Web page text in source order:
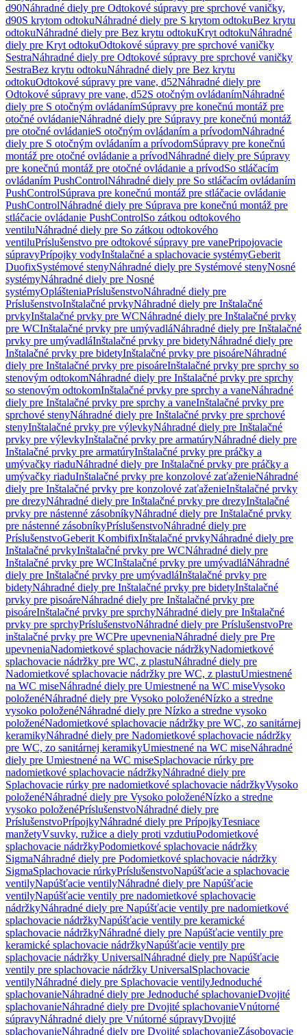
d90Náhradné diely pre Odtokové súpravy pre sprchové vaničky,
d90S krytom odtokuNáhradné diely pre S krytom odtokuBez krytu
odtokuNáhradné diely pre Bez krytu odtokuKryt odtokuNáhradné
diely pre Kryt odtokuOdtokové súpravy pre sprchové vaničky
SestraNáhradné diely pre Odtokové súpravy pre sprchové vaničky
SestraBez krytu odtokuNáhradné diely pre Bez krytu
odtokuOdtokové súpravy pre vane, d52Náhradné diely pre
Odtokové súpravy pre vane, d52S otočným ovládanímNáhradné
diely pre S otočným ovládanímSúpravy pre konečnú montáž pre
otočné ovládanieNáhradné diely pre Súpravy pre konečnú montáž
pre otočné ovládanieS otočným ovládaním a prívodomNáhradné
diely pre S otočným ovládaním a prívodomSúpravy pre konečnú
montáž pre otočné ovládanie a prívodNáhradné diely pre Súpravy
pre konečnú montáž pre otočné ovládanie a prívodSo stláčacím
ovládaním PushControlNáhradné diely pre So stláčacím ovládaním
PushControlSúprava pre konečnú montáž pre stláčacie ovládanie
PushControlNáhradné diely pre Súprava pre konečnú montáž pre
stláčacie ovládanie PushControlSo zátkou odtokového
ventiluNáhradné diely pre So zátkou odtokového
ventiluPríslušenstvo pre odtokové súpravy pre vanePripojovacie
súpravyPrípojky vodyInštalačné a splachovacie systémyGeberit
DuofixSystémové stenyNáhradné diely pre Systémové stenyNosné
systémyNáhradné diely pre Nosné
systémyOplášteniaPríslušenstvoNáhradné diely pre
PríslušenstvoInštalačné prvkyNáhradné diely pre Inštalačné
prvkyInštalačné prvky pre WCNáhradné diely pre Inštalačné prvky
pre WCInštalačné prvky pre umývadláNáhradné diely pre Inštalačné
prvky pre umývadláInštalačné prvky pre bidetyNáhradné diely pre
Inštalačné prvky pre bidetyInštalačné prvky pre pisoáreNáhradné
diely pre Inštalačné prvky pre pisoáreInštalačné prvky pre sprchy so
stenovým odtokomNáhradné diely pre Inštalačné prvky pre sprchy
so stenovým odtokomInštalačné prvky pre sprchy a vaneNáhradné
diely pre Inštalačné prvky pre sprchy a vaneInštalačné prvky pre
sprchové stenyNáhradné diely pre Inštalačné prvky pre sprchové
stenyInštalačné prvky pre výlevkyNáhradné diely pre Inštalačné
prvky pre výlevkyInštalačné prvky pre armatúryNáhradné diely pre
Inštalačné prvky pre armatúryInštalačné prvky pre práčky a
umývačky riaduNáhradné diely pre Inštalačné prvky pre práčky a
umývačky riaduInštalačné prvky pre konzolové zaťaženieNáhradné
diely pre Inštalačné prvky pre konzolové zaťaženieInštalačné prvky
pre drezyNáhradné diely pre Inštalačné prvky pre drezyInštalačné
prvky pre nástenné zásobníkyNáhradné diely pre Inštalačné prvky
pre nástenné zásobníkyPríslušenstvoNáhradné diely pre
PríslušenstvoGeberit KombifixInštalačné prvkyNáhradné diely pre
Inštalačné prvkyInštalačné prvky pre WCNáhradné diely pre
Inštalačné prvky pre WCInštalačné prvky pre umývadláNáhradné
diely pre Inštalačné prvky pre umývadláInštalačné prvky pre
bidetyNáhradné diely pre Inštalačné prvky pre bidetyInštalačné
prvky pre pisoáreNáhradné diely pre Inštalačné prvky pre
pisoáreInštalačné prvky pre sprchyNáhradné diely pre Inštalačné
prvky pre sprchyPríslušenstvoNáhradné diely pre PríslušenstvoPre
inštalačné prvky pre WCPre upevneniaNáhradné diely pre Pre
upevneniaNadomietkové splachovacie nádržkyNadomietkové
splachovacie nádržky pre WC, z plastuNáhradné diely pre
Nadomietkové splachovacie nádržky pre WC, z plastuUmiestnené
na WC miseNáhradné diely pre Umiestnené na WC miseVysoko
položenéNáhradné diely pre Vysoko položenéNízko a stredne
vysoko položenéNáhradné diely pre Nízko a stredne vysoko
položenéNadomietkové splachovacie nádržky pre WC, zo sanitárnej
keramikyNáhradné diely pre Nadomietkové splachovacie nádržky
pre WC, zo sanitárnej keramikyUmiestnené na WC miseNáhradné
diely pre Umiestnené na WC miseSplachovacie rúrky pre
nadomietkové splachovacie nádržkyNáhradné diely pre
Splachovacie rúrky pre nadomietkové splachovacie nádržkyVysoko
položenéNáhradné diely pre Vysoko položenéNízko a stredne
vysoko položenéPríslušenstvoNáhradné diely pre
PríslušenstvoPrípojkyNáhradné diely pre PrípojkyTesniace
manžetyVsuvky, ružice a diely proti vzdutiuPodomietkové
splachovacie nádržkyPodomietkové splachovacie nádržky
SigmaNáhradné diely pre Podomietkové splachovacie nádržky
SigmaSplachovacie rúrkyPríslušenstvoNapúšťacie a splachovacie
ventilyNapúšťacie ventilyNáhradné diely pre Napúšťacie
ventilyNapúšťacie ventily pre nadomietkové splachovacie
nádržkyNáhradné diely pre Napúšťacie ventily pre nadomietkové
splachovacie nádržkyNapúšťacie ventily pre keramické
splachovacie nádržkyNáhradné diely pre Napúšťacie ventily pre
keramické splachovacie nádržkyNapúšťacie ventily pre
splachovacie nádržky UniversalNáhradné diely pre Napúšťacie
ventily pre splachovacie nádržky UniversalSplachovacie
ventilyNáhradné diely pre Splachovacie ventilyJednoduché
splachovanieNáhradné diely pre Jednoduché splachovanieDvojité
splachovanieNáhradné diely pre Dvojité splachovanieVnútorné
súpravyNáhradné diely pre Vnútorné súpravyDvojité
splachovanieNáhradné diely pre Dvojité splachovanieZásobovacie